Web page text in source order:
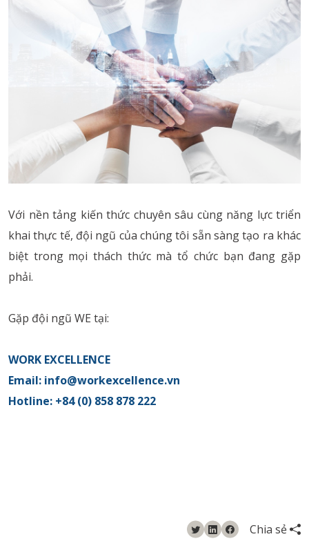
Với nền tảng kiến thức chuyên sâu cùng năng lực triển
khai thực tế, đội ngũ của chúng tôi sẵn sàng tạo ra khác
biệt trong mọi thách thức mà tổ chức bạn đang gặp
phải.
Gặp đội ngũ WE tại:
WORK EXCELLENCE
Email: info@workexcellence.vn
Hotline: +84 (0) 858 878 222
Chia sẻ